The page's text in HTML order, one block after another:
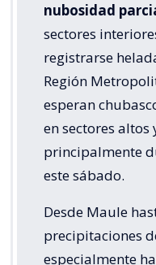
nubosidad
sectores
registrarse
Región
esperan
en sectores
principalmente
este sábado.
Desde Maule
precipitaciones
especialmente